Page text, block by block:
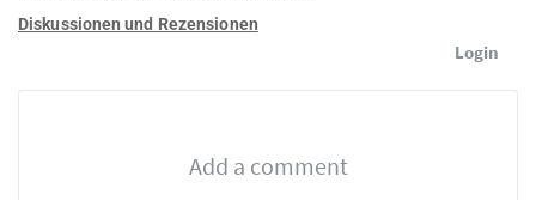
Diskussionen und Rezensionen
Login